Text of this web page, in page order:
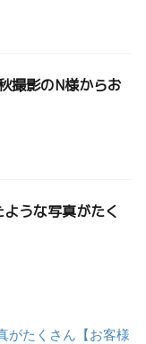
撮影のN様からお
うな写真がたく
がたくさん【お客様